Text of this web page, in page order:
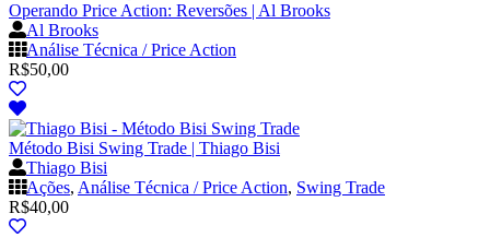
Operando Price Action: Reversões | Al Brooks
Al Brooks
Análise Técnica / Price Action
R$50,00
Método Bisi Swing Trade | Thiago Bisi
Thiago Bisi
Ações, Análise Técnica / Price Action, Swing Trade
R$40,00